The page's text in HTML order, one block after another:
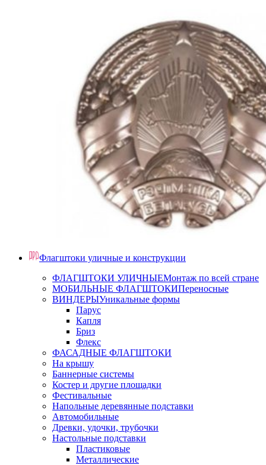
Флагштоки уличные и конструкции
ФЛАГШТОКИ УЛИЧНЫЕМонтаж по всей стране
МОБИЛЬНЫЕ ФЛАГШТОКИПереносные
ВИНДЕРЫУникальные формы
Парус
Капля
Бриз
Флекс
ФАСАДНЫЕ ФЛАГШТОКИ
На крышу
Баннерные системы
Костер и другие площадки
Фестивальные
Напольные деревянные подставки
Автомобильные
Древки, удочки, трубочки
Настольные подставки
Пластиковые
Металлические